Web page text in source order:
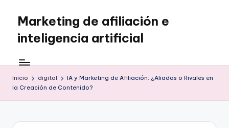
Saltar
contenido
Marketing de afiliación e
inteligencia artificial
Inicio digital
IA y Marketing de Afiliación: ¿Aliados o Rivales en
la Creación de Contenido?